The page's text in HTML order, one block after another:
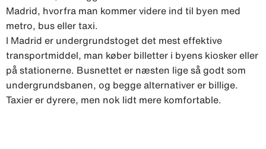
Madrid, hvorfra man kommer videre ind til byen med
metro, bus eller taxi.
I Madrid er undergrundstoget det mest effektive
transportmiddel, man køber billetter i byens kiosker eller
på stationerne. Busnettet er næsten lige så godt som
undergrundsbanen, og begge alternativer er billige.
Taxier er dyrere, men nok lidt mere komfortable.